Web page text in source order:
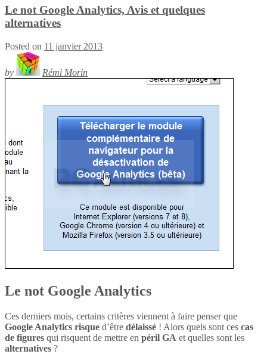
Le not Google Analytics, Avis et quelques
alternatives
Posted on 11 janvier 2013
by Rémi Morin
Le not Google Analytics
Ces derniers mois, certains critères viennent à faire penser que
Google Analytics risque d’être délaissé ! Alors quels sont ces cas
de figures qui risquent de mettre en péril GA et quelles sont les
alternatives ?